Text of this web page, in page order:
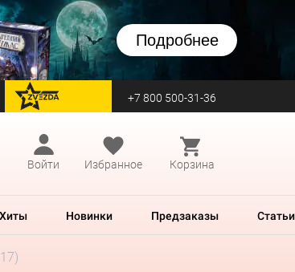
Подробнее
перейти на Zvezda +7 800 500-31-36
Войти
Избранное Корзина
Хиты Новинки Предзаказы Статьи